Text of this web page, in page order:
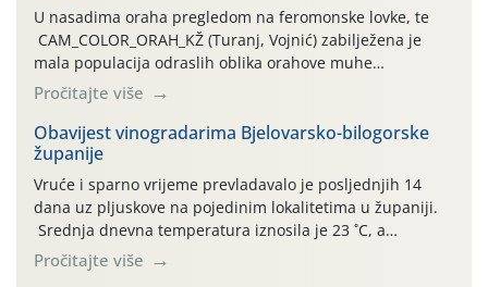
U nasadima oraha pregledom na feromonske lovke, te
CAM_COLOR_ORAH_KŽ (Turanj, Vojnić) zabilježena je
mala populacija odraslih oblika orahove muhe
(Rhagoletis completa). Niska brojnost može se objasniti
činjenicom da je riječ o mladim nasadima s vrlo malim
urodom, što je povezano i s manjim brojem prezimjelih
jedinki. U starijim nasadima, na žutim ljepljivim Rebell
pločama s […]
Pročitajte više
Obavijest vinogradarima Bjelovarsko-bilogorske
županije
Vruće i sparno vrijeme prevladavalo je posljednjih 14
dana uz pljuskove na pojedinim lokalitetima u županiji.
Srednja dnevna temperatura iznosila je 23 ˚C, a
maksimalne su posljednjih dana dosezale do 35 ˚C.
Simptome plamenjače vinove loze (Plasmoparas
Pročitajte više